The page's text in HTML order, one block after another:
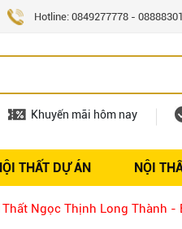
Hotline: 0849277778 -
Khuyến mãi hôm nay
THẤT DỰ ÁN NỘI
Ngọc Thịnh Long Thành -